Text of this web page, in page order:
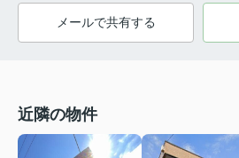
メールで共有する
近隣の物件